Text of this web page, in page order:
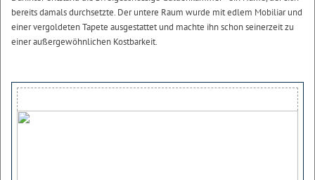
bereits damals durchsetzte. Der untere Raum wurde mit edlem Mobiliar und
einer vergoldeten Tapete ausgestattet und machte ihn schon seinerzeit zu
einer außergewöhnlichen Kostbarkeit.